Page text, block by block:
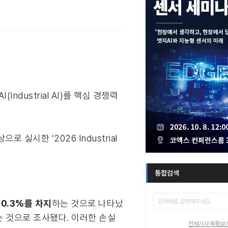
AI)를 핵심 경쟁력
으로 실시한 ‘2026 Industrial
를 차지 하는 것으로 나타났
것으로 조사됐다. 이러한 손실
통합검색
전체기사 목록보